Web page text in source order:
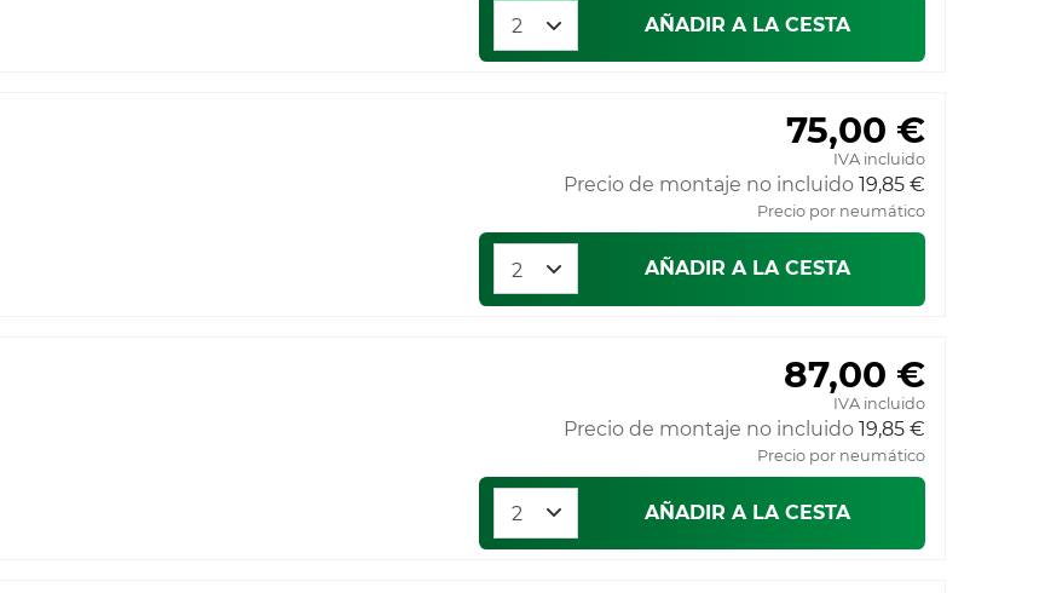
AÑADIR A LA CESTA
75,00 €
IVA incluido
Precio de montaje no incluido 19,85 €
Precio por neumático
AÑADIR A LA CESTA
87,00 €
IVA incluido
Precio de montaje no incluido 19,85 €
Precio por neumático
AÑADIR A LA CESTA